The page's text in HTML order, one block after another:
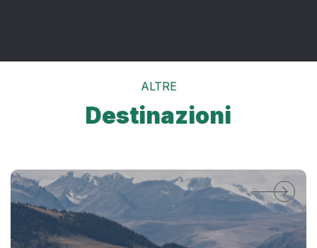
ALTRE
Destinazioni